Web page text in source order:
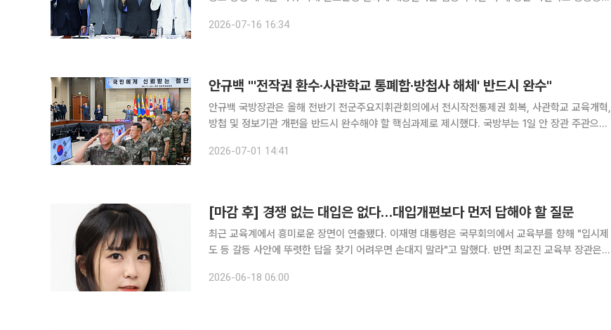
를 열고 국군사관학교 창설 기본계획을 발표했다. 안규백 국방부 장관
2026-07-16 16:34
안규백 "'전작권 환수·사관학교 통폐합·방첩사 해체' 반드시 완수"
안규백 국방장관은 올해 전반기 전군주요지휘관회의에서 전시작전통제권 회복, 사관학교 교육개혁,
방첩 및 정보기관 개편을 반드시 완수해야 할 핵심과제로 제시했다. 국방부는 1일 안 장관 주관으로
합동참모의장, 각군 참모총장, 병무·방사청장 등 국방부 및 합참
2026-07-01 14:41
[마감 후] 경쟁 없는 대입은 없다…대입개편보다 먼저 답해야 할 질문
최근 교육계에서 흥미로운 장면이 연출됐다. 이재명 대통령은 국무회의에서 교육부를 향해 "입시제
도 등 갈등 사안에 뚜렷한 답을 찾기 어려우면 손대지 말라"고 말했다. 반면 최교진 교육부 장관은
2026-06-18 06:00